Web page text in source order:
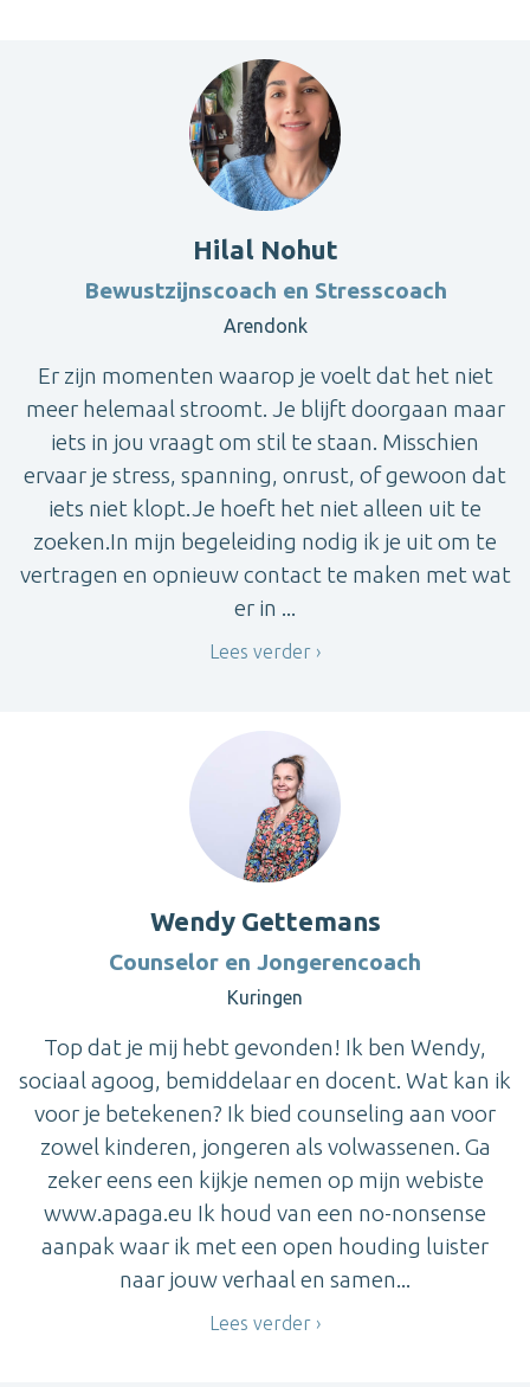
Hilal Nohut
Bewustzijnscoach en Stresscoach
Arendonk
Er zijn momenten waarop je voelt dat het niet
meer helemaal stroomt. Je blijft doorgaan maar
iets in jou vraagt om stil te staan. Misschien
ervaar je stress, spanning, onrust, of gewoon dat
iets niet klopt.Je hoeft het niet alleen uit te
zoeken.In mijn begeleiding nodig ik je uit om te
vertragen en opnieuw contact te maken met wat
er in ...
Lees verder
Wendy Gettemans
Counselor en Jongerencoach
Kuringen
Top dat je mij hebt gevonden! Ik ben Wendy,
sociaal agoog, bemiddelaar en docent. Wat kan ik
voor je betekenen? Ik bied counseling aan voor
zowel kinderen, jongeren als volwassenen. Ga
zeker eens een kijkje nemen op mijn webiste
www.apaga.eu Ik houd van een no-nonsense
aanpak waar ik met een open houding luister
naar jouw verhaal en samen...
Lees verder